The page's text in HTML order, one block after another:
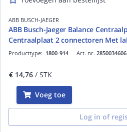
ABB BUSCH-JAEGER
ABB Busch-Jaeger Balance
Centraalplaat 2 connectoren Met
Art. nr. 2850034606
Producttype: 1800-914
€ 14,76 / STK
Voeg toe
Log in of